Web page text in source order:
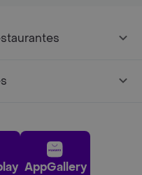
AppGallery